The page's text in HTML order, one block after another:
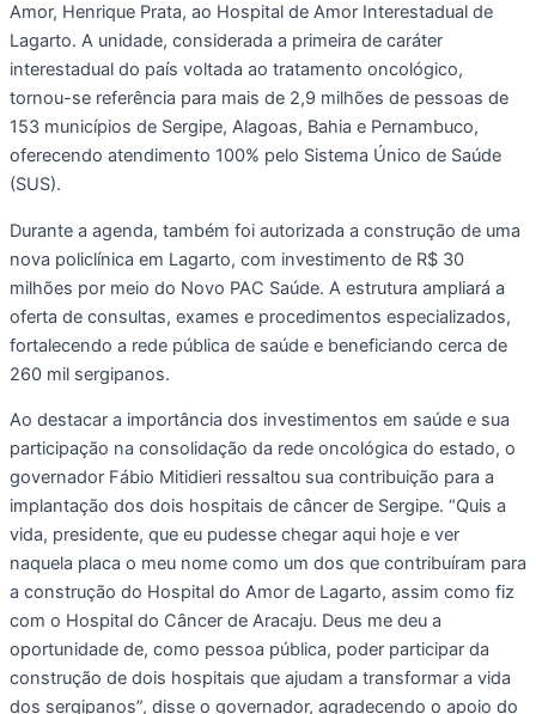
Amor, Henrique Prata, ao Hospital de Amor Interestadual de
Lagarto. A unidade, considerada a primeira de caráter
interestadual do país voltada ao tratamento oncológico,
tornou-se referência para mais de 2,9 milhões de pessoas de
153 municípios de Sergipe, Alagoas, Bahia e Pernambuco,
oferecendo atendimento 100% pelo Sistema Único de Saúde
(SUS).
Durante a agenda, também foi autorizada a construção de uma
nova policlínica em Lagarto, com investimento de R$ 30
milhões por meio do Novo PAC Saúde. A estrutura ampliará a
oferta de consultas, exames e procedimentos especializados,
fortalecendo a rede pública de saúde e beneficiando cerca de
260 mil sergipanos.
Ao destacar a importância dos investimentos em saúde e sua
participação na consolidação da rede oncológica do estado, o
governador Fábio Mitidieri ressaltou sua contribuição para a
implantação dos dois hospitais de câncer de Sergipe. “Quis a
vida, presidente, que eu pudesse chegar aqui hoje e ver
naquela placa o meu nome como um dos que contribuíram para
a construção do Hospital do Amor de Lagarto, assim como fiz
com o Hospital do Câncer de Aracaju. Deus me deu a
oportunidade de, como pessoa pública, poder participar da
construção de dois hospitais que ajudam a transformar a vida
dos sergipanos”, disse o governador, agradecendo o apoio do